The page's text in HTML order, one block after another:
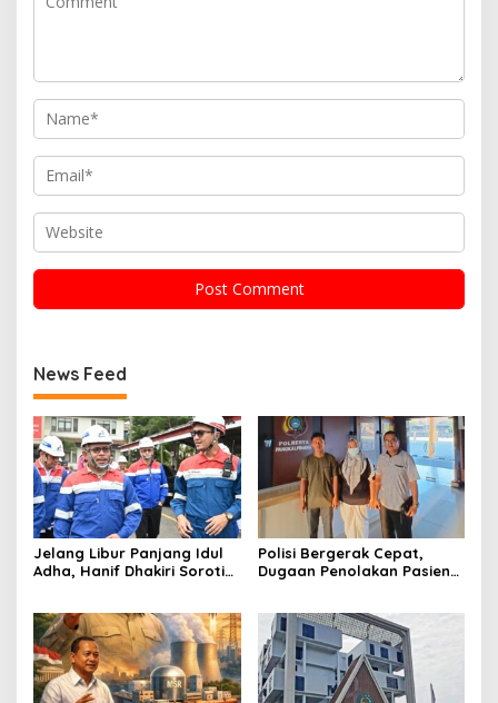
News Feed
Jelang Libur Panjang Idul
Adha, Hanif Dhakiri Soroti
Polisi Bergerak Cepat,
Dugaan Penolakan Pasien